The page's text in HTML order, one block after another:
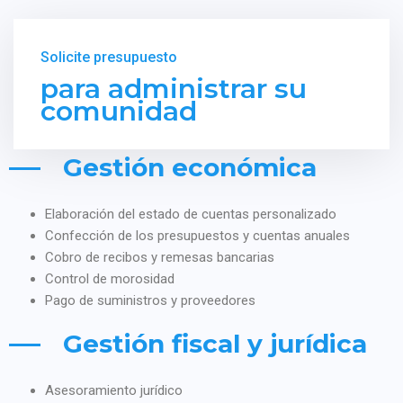
Solicite presupuesto
para administrar su
comunidad
Gestión económica
Elaboración del estado de cuentas personalizado
Confección de los presupuestos y cuentas anuales
Cobro de recibos y remesas bancarias
Control de morosidad
Pago de suministros y proveedores
Gestión fiscal y jurídica
Asesoramiento jurídico